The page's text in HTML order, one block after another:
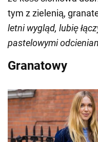
tym z zielenią,
letni wygląd, lubię
pastelowymi
Granatowy